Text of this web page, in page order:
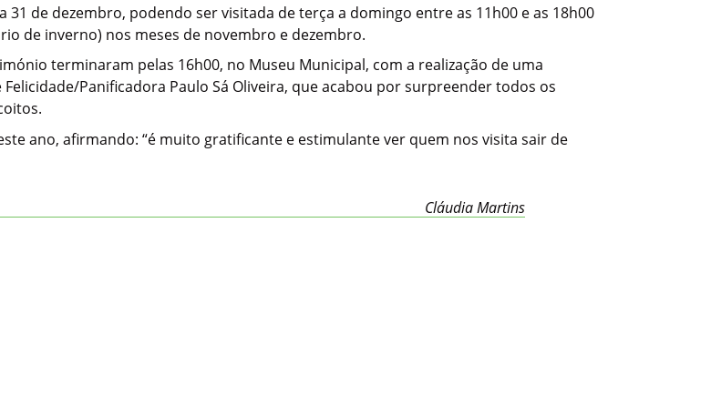
31 de dezembro, podendo ser visitada de terça a domingo entre as 11h00 e as 18h00
de inverno) nos meses de novembro e dezembro.
terminaram pelas 16h00, no Museu Municipal, com a realização de uma
Panificadora Paulo Sá Oliveira, que acabou por surpreender todos os
ano, afirmando: “é muito gratificante e estimulante ver quem nos visita sair de
Cláudia Martins